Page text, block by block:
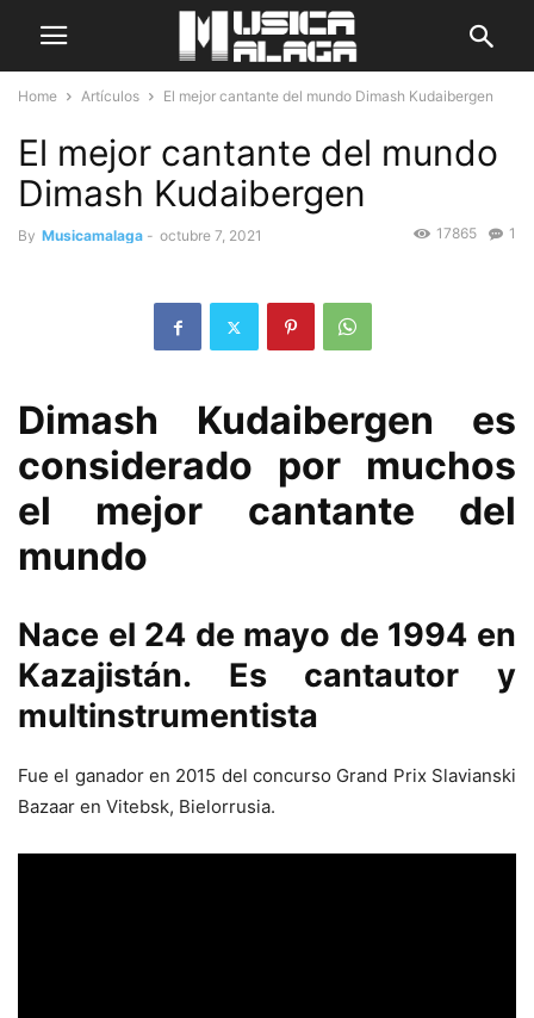
Home Artículos El mejor cantante del mundo Dimash Kudaibergen
El mejor cantante del mundo
Dimash Kudaibergen
By Musicamalaga - octubre 7, 2021 1
17865
Dimash Kudaibergen es
considerado por muchos
el mejor cantante del
mundo
Nace el 24 de mayo de 1994 en
Kazajistán. Es cantautor y
multinstrumentista
Fue el ganador en 2015 del concurso Grand Prix Slavianski
Bazaar en Vitebsk, Bielorrusia.